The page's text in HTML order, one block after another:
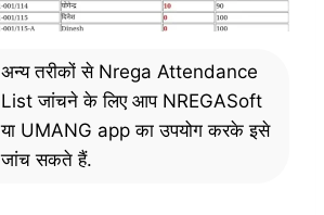
अन्य तरीकों से Nrega Attendance
List जांचने के लिए आप NREGASoft
या UMANG app का उपयोग करके इसे
जांच सकते हैं.